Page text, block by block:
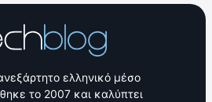
ελληνικό μέσο
το 2007 και καλύπτει